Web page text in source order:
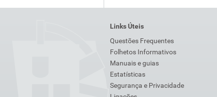
Links Úteis
Questões Frequentes
Folhetos Informativos
Manuais e guias
Estatísticas
Segurança e Privacidade